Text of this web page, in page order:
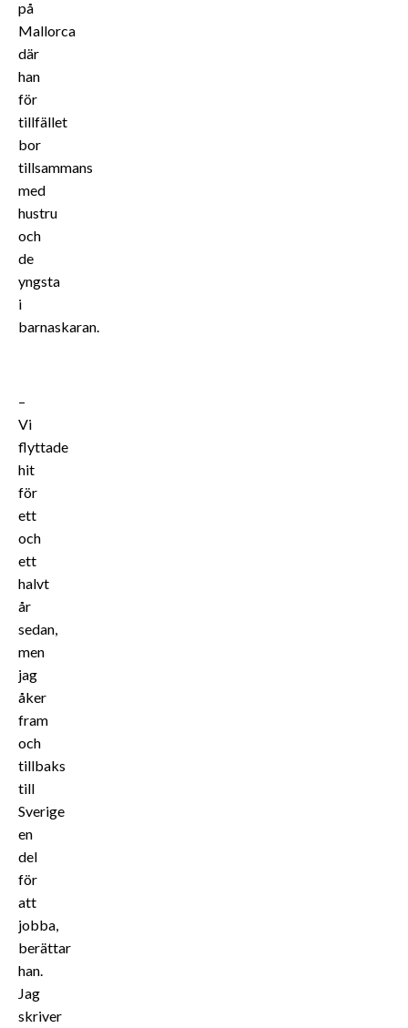
på
Mallorca
där
han
för
tillfället
bor
tillsammans
med
hustru
och
de
yngsta
i
barnaskaran.
–
Vi
flyttade
hit
för
ett
och
ett
halvt
år
sedan,
men
jag
åker
fram
och
tillbaks
till
Sverige
en
del
för
att
jobba,
berättar
han.
Jag
skriver